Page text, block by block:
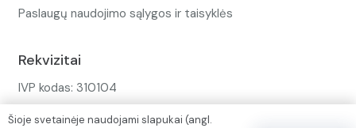
Paslaugų naudojimo sąlygos ir taisyklės
Rekvizitai
IVP kodas: 310104
Šioje svetainėje naudojami slapukai (angl.